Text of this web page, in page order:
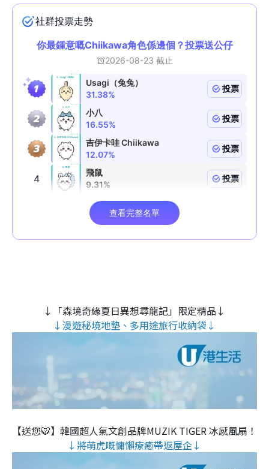
↓「森境奇緣夏日異想尋龍記」限定精品↓
↓漫遊秘境地墊、多用途旅行收納袋↓
【送您🐯】韓國超人氣文創品牌MUZIK TIGER 冰感風扇！
↓將萌虎嘅慵懶療癒帶返屋企↓